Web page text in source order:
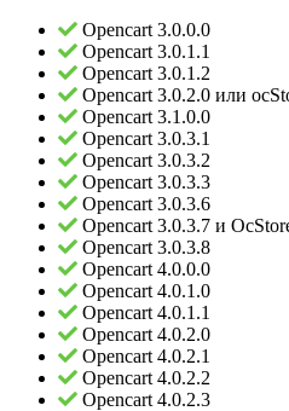
Opencart 3.0.0.0
Opencart 3.0.1.1
Opencart 3.0.1.2
Opencart 3.0.2.0 или
Opencart 3.1.0.0
Opencart 3.0.3.1
Opencart 3.0.3.2
Opencart 3.0.3.3
Opencart 3.0.3.6
Opencart 3.0.3.7 и
Opencart 3.0.3.8
Opencart 4.0.0.0
Opencart 4.0.1.0
Opencart 4.0.1.1
Opencart 4.0.2.0
Opencart 4.0.2.1
Opencart 4.0.2.2
Opencart 4.0.2.3